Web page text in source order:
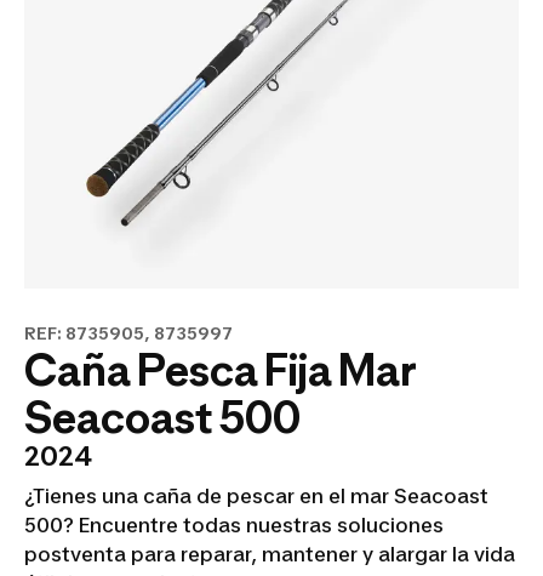
REF: 8735905, 8735997
Caña Pesca Fija Mar
Seacoast 500
2024
¿Tienes una caña de pescar en el mar Seacoast
500? Encuentre todas nuestras soluciones
postventa para reparar, mantener y alargar la vida